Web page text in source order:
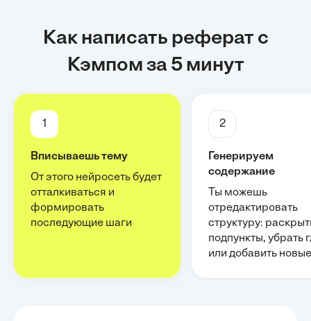
Как написать реферат с
Кэмпом за 5 минут
1
Вписываешь тему
От этого нейросеть будет
отталкиваться и
формировать
последующие шаги
2
Генерируем
содержание
Ты можешь
отредактировать
структуру:
подпункты, убрать
или добавить новые